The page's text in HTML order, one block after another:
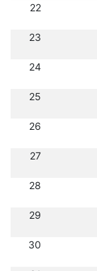
22
23
24
25
26
27
28
29
30